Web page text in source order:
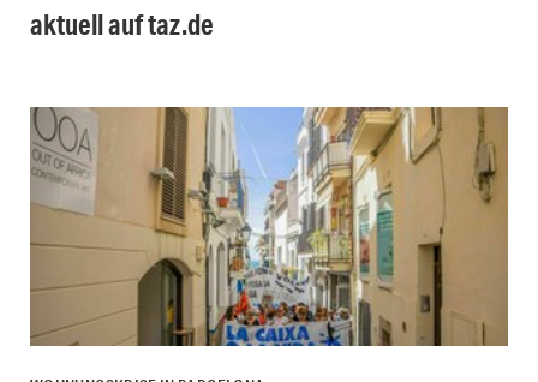
aktuell auf taz.de